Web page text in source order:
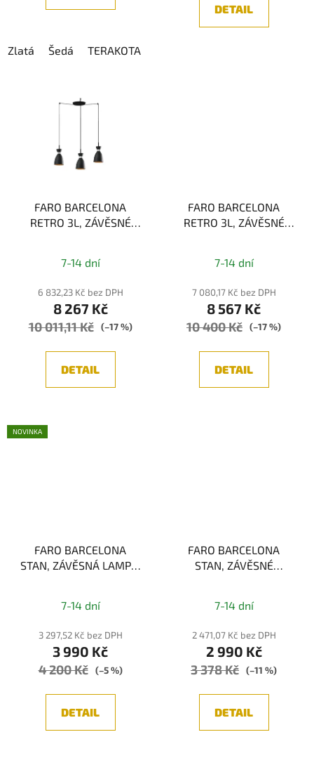
Zlatá Šedá TERAKOTA
DETAIL
FARO BARCELONA
RETRO 3L, ZÁVĚSNÉ
7-14 dní
6 832,23 Kč bez DPH
8 267 Kč
10 011,11 Kč (–17 %)
DETAIL
FARO BARCELONA
RETRO 3L, ZÁVĚSNÉ
7-14 dní
7 080,17 Kč bez DPH
8 567 Kč
10 400 Kč (–17 %)
DETAIL
NOVINKA
FARO BARCELONA
STAN, ZÁVĚSNÁ LAMPA,
7-14 dní
3 297,52 Kč bez DPH
3 990 Kč
4 200 Kč (–5 %)
DETAIL
FARO BARCELONA
STAN, ZÁVĚSNÉ
7-14 dní
2 471,07 Kč bez DPH
2 990 Kč
3 378 Kč (–11 %)
DETAIL